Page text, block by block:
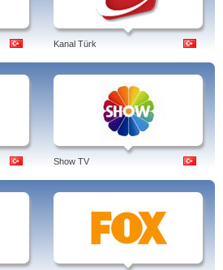
Kanal Türk
Show TV